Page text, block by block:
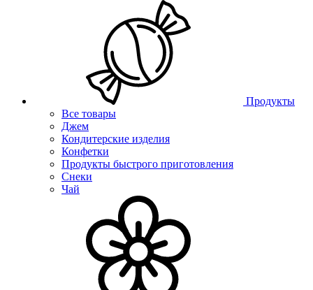
Продукты
Все товары
Джем
Кондитерские изделия
Конфетки
Продукты быстрого приготовления
Снеки
Чай